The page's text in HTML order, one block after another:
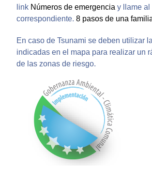
link Números de emergencia y llame al
correspondiente. 8 pasos de una
En caso de Tsunami se deben utilizar
indicadas en el mapa para realizar un
de las zonas de riesgo.